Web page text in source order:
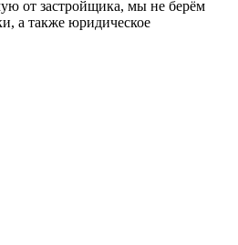
от застройщика, мы не берём
а также юридическое